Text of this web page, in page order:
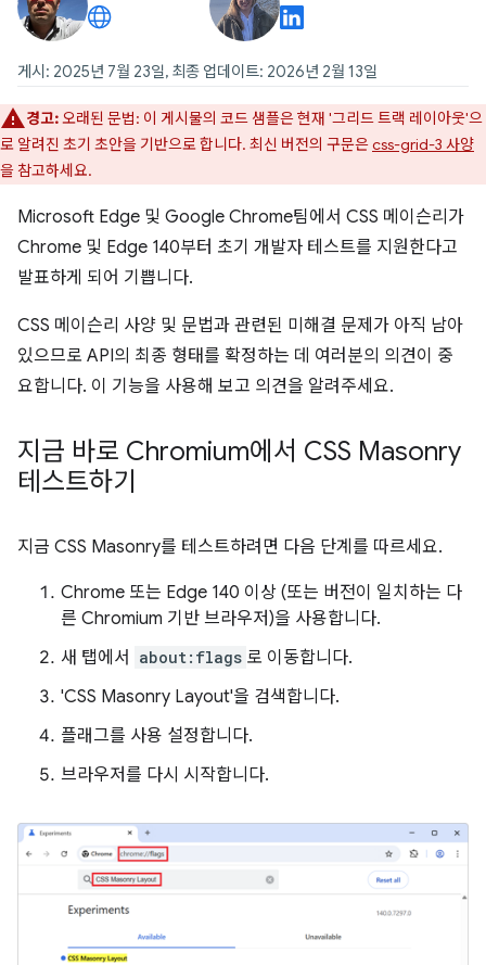
게시: 2025년 7월 23일, 최종 업데이트: 2026년 2월 13일
경고:오래된 문법: 이 게시물의 코드 샘플은 현재 '그리드 트랙 레이아웃'으
로 알려진 초기 초안을 기반으로 합니다. 최신 버전의 구문은css-grid-3 사양
을 참고하세요.
Microsoft Edge 및 Google Chrome팀에서 CSS 메이슨리가
Chrome 및 Edge 140부터 초기 개발자 테스트를 지원한다고
발표하게 되어 기쁩니다.
CSS 메이슨리 사양 및 문법과 관련된 미해결 문제가 아직 남아
있으므로 API의 최종 형태를 확정하는 데 여러분의 의견이 중
요합니다. 이 기능을 사용해 보고 의견을 알려주세요.
지금 바로 Chromium에서 CSS Masonry
테스트하기
지금 CSS Masonry를 테스트하려면 다음 단계를 따르세요.
Chrome 또는 Edge 140 이상 (또는 버전이 일치하는 다
른 Chromium 기반 브라우저)을 사용합니다.
새 탭에서
about:flags 로 이동합니다.
'CSS Masonry Layout'을 검색합니다.
플래그를 사용 설정합니다.
브라우저를 다시 시작합니다.